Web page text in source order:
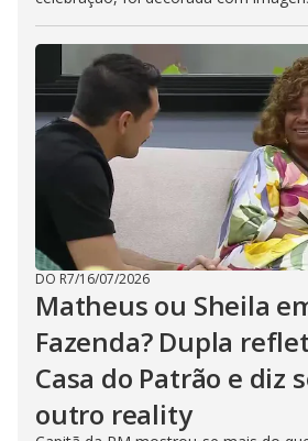
DO R7/16/07/2026
Matheus ou Sheila
Fazenda? Dupla
Casa do Patrão e diz
outro reality